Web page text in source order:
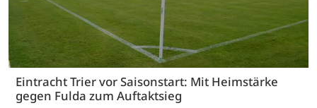
Eintracht Trier vor Saisonstart: Mit Heimstärke
gegen Fulda zum Auftaktsieg